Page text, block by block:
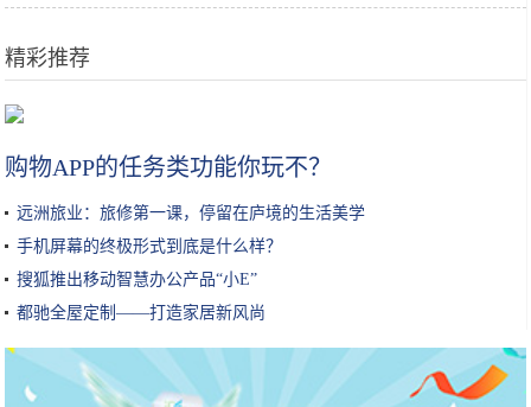
精彩推荐
购物APP的任务类功能你玩不？
远洲旅业：旅修第一课，停留在庐境的生活美学
手机屏幕的终极形式到底是什么样？
搜狐推出移动智慧办公产品“小E”
都驰全屋定制——打造家居新风尚